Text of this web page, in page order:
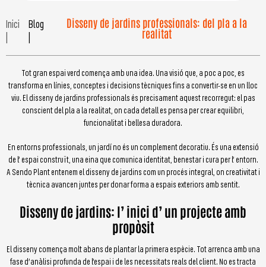
Inici
Blog
Disseny de jardins professionals: del pla a la
realitat
Tot gran espai verd comença amb una idea. Una visió que, a poc a poc, es
transforma en línies, conceptes i decisions tècniques fins a convertir-se en un lloc
viu. El disseny de jardins professionals és precisament aquest recorregut: el pas
conscient del pla a la realitat, on cada detall es pensa per crear equilibri,
funcionalitat i bellesa duradora.
En entorns professionals, un jardí no és un complement decoratiu. És una extensió
de l’ espai construït, una eina que comunica identitat, benestar i cura per l’ entorn.
A Sendo Plant entenem el disseny de jardins com un procés integral, on creativitat i
tècnica avancen juntes per donar forma a espais exteriors amb sentit.
Disseny de jardins: l’ inici d’ un projecte amb
propòsit
El disseny comença molt abans de plantar la primera espècie. Tot arrenca amb una
fase d’anàlisi profunda de l’espai i de les necessitats reals del client. No es tracta